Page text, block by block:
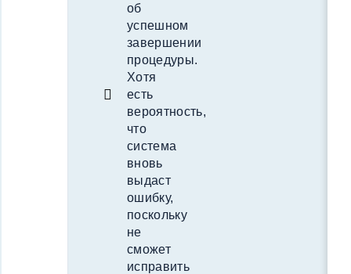
об
успешном
завершении
процедуры.
Хотя
есть
вероятность,
что
система
вновь
выдаст
ошибку,
поскольку
не
сможет
исправить